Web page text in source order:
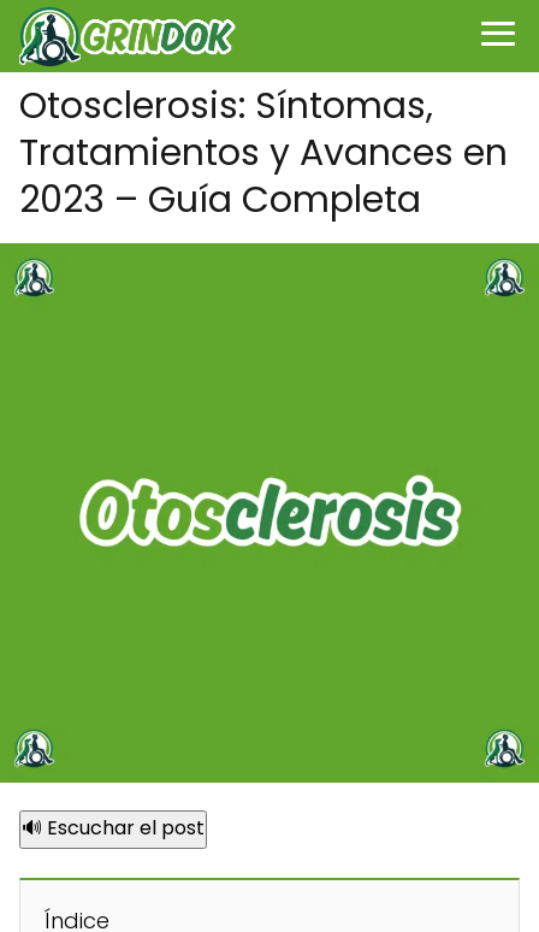
Otosclerosis: Síntomas,
Tratamientos y Avances en
2023 – Guía Completa
🔊 Escuchar el post
Índice